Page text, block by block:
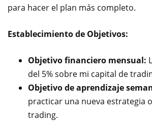
para hacer el plan más completo.
Establecimiento de Objetivos:
Objetivo financiero mensual:
del 5% sobre mi capital de
Objetivo de aprendizaje
practicar una nueva estrategia
trading.